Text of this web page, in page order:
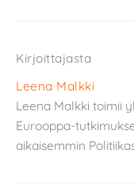
Kirjoittajasta
Leena Malkki
Leena Malkki toimii
Eurooppa-
aikaisemmin